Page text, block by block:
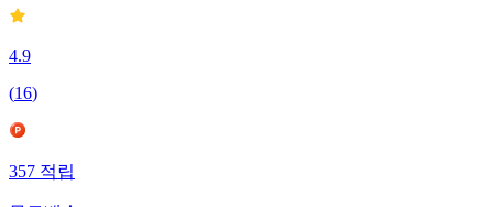
4.9
(16)
357적립